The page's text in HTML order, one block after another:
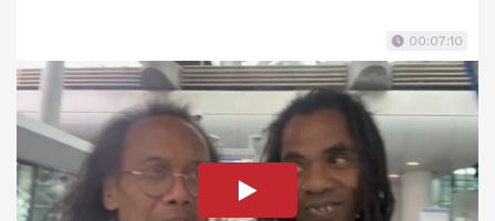
00:07:10